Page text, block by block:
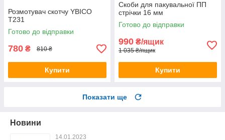
Розмотувач скотчу YBICO
T231
Готово до відправки
780 ₴ 810 ₴
Купити
Скоби для пакувальної ПП
стрічки 16 мм
Готово до відправки
990 ₴/ящик
1 035 ₴/ящик
Купити
Показати ще
Новини
14.01.2023